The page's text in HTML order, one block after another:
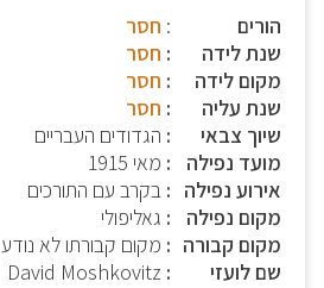
הורים
: חסר
שנת לידה
חסר
מקום לידה
חסר
שנת עליה
חסר
שיוך צבאי
הגדודים העבריים
מועד נפילה
מאי 1915
אירוע נפילה
בקרב עם התורכים
מקום נפילה
גאליפולי
מקום קבורה
מקום קבורתו לא נודע
שם לועזי
David Moshkovitz